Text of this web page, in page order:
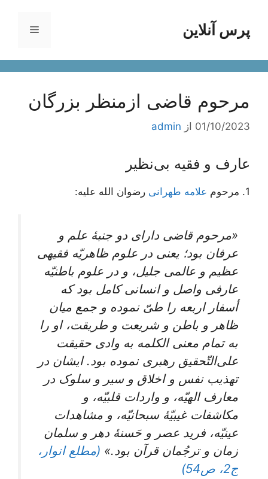
محتواپرس آنلاین فهرست
مرحوم قاضی ازمنظر بزرگان
01/10/2023 از admin
عارف و فقیه بی‌نظیر
1. مرحوم علامه طهرانی رضوان الله علیه:
«مرحوم قاضی دارای دو جنبۀ‌ علم و
عرفان بود؛ یعنی در علوم ظاهریّه فقیهی
عظیم و عالمی جلیل، و در علوم باطنیّه
عارفی واصل و انسانی کامل بود که
أسفار اربعه را طیّ نموده و جمع میان
ظاهر و باطن و شریعت و طریقت، او را
به تمام معنی الکلمه به وادی حقیقت
علی‌التّحقیق رهبری نموده بود. ایشان در
تهذیب‌ نفس‌ و اخلاق‌ و سیر و سلوک‌ در
معارف‌ الهیّه، و واردات‌ قلبیّه‌، و
مکاشفات‌ غیبیّۀ سبحانیّه‌، و مشاهدات‌
عینیّه‌، فرید عصر و حَسنۀ دهر و سلمان‌
زمان‌ و ترجُمان‌ قرآن‌ بود.» (مطلع انوار،
ج2، ص54)